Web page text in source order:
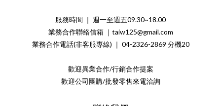
服務時間 ｜ 週一至週五09.30~18.00
業務合作聯絡信箱 ｜taiw125@gmail.com
業務合作電話(非客服專線) ｜ 04-2326-2869 分機20
歡迎異業合作/行銷合作提案
歡迎公司團購/批發零售來電洽詢